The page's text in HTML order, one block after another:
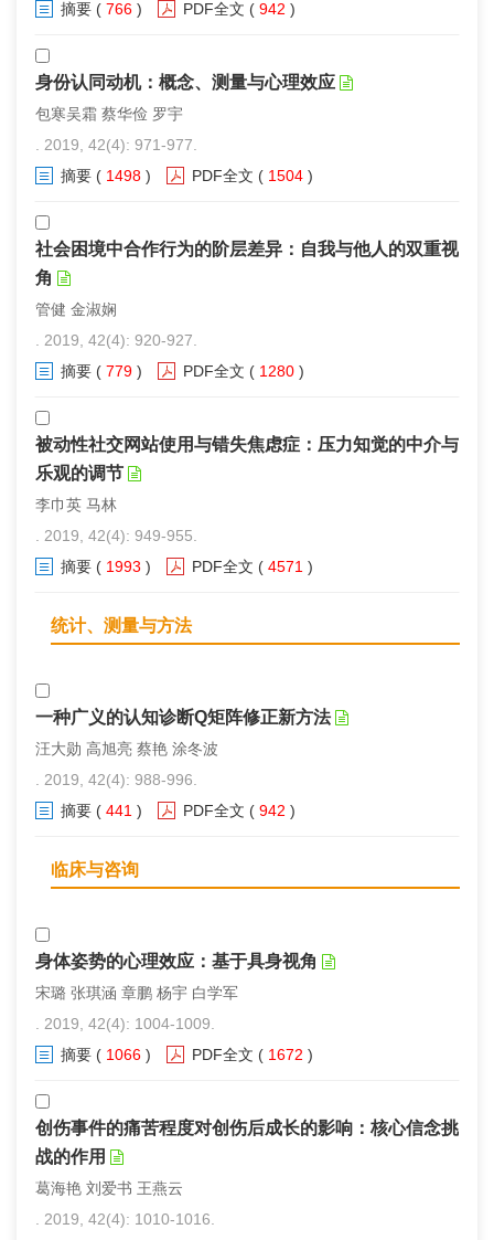
摘要 ( 766 ) PDF全文 ( 942 )
身份认同动机：概念、测量与心理效应
包寒吴霜 蔡华俭 罗宇
. 2019, 42(4): 971-977.
摘要 ( 1498 ) PDF全文 ( 1504 )
社会困境中合作行为的阶层差异：自我与他人的双重视
角
管健 金淑娴
. 2019, 42(4): 920-927.
摘要 ( 779 ) PDF全文 ( 1280 )
被动性社交网站使用与错失焦虑症：压力知觉的中介与
乐观的调节
李巾英 马林
. 2019, 42(4): 949-955.
摘要 ( 1993 ) PDF全文 ( 4571 )
统计、测量与方法
一种广义的认知诊断Q矩阵修正新方法
汪大勋 高旭亮 蔡艳 涂冬波
. 2019, 42(4): 988-996.
摘要 ( 441 ) PDF全文 ( 942 )
临床与咨询
身体姿势的心理效应：基于具身视角
宋璐 张琪涵 章鹏 杨宇 白学军
. 2019, 42(4): 1004-1009.
摘要 ( 1066 ) PDF全文 ( 1672 )
创伤事件的痛苦程度对创伤后成长的影响：核心信念挑
战的作用
葛海艳 刘爱书 王燕云
. 2019, 42(4): 1010-1016.